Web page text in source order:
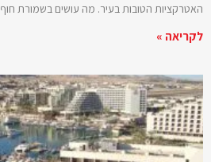
האטרקציות הטובות בעיר. מה עושים בשמורת חוף
לקריאה »